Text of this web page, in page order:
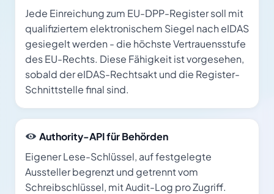
Jede Einreichung zum EU-DPP-Register soll mit
qualifiziertem elektronischem Siegel nach eIDAS
gesiegelt werden - die höchste Vertrauensstufe
des EU-Rechts. Diese Fähigkeit ist vorgesehen,
sobald der eIDAS-Rechtsakt und die Register-
Schnittstelle final sind.
Authority-API für Behörden
Eigener Lese-Schlüssel, auf festgelegte
Aussteller begrenzt und getrennt vom
Schreibschlüssel, mit Audit-Log pro Zugriff.